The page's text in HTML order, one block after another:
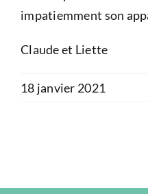
impatiemment son
Claude et Liette
18 janvier 2021